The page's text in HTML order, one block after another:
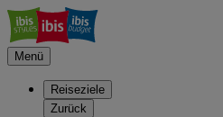
Menü
Reiseziele
Zurück